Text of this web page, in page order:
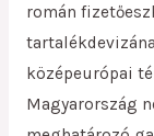
román
középeurópai
Magyarország